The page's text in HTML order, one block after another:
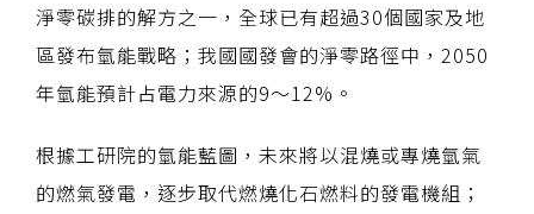
淨零碳排的解方之一，全球已有超過30個國家及地
區發布氫能戰略；我國國發會的淨零路徑中，2050
年氫能預計占電力來源的9～12%。
根據工研院的氫能藍圖，未來將以混燒或專燒氫氣
的燃氣發電，逐步取代燃燒化石燃料的發電機組；